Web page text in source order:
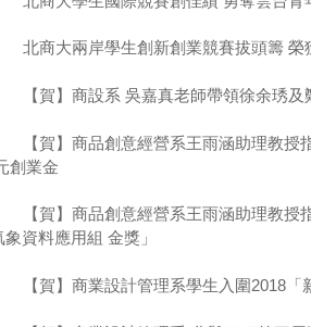
北商大兩岸學生創新創業競賽拔頭籌 榮
【賀】商設系 吳嘉真老師帶領徐余琇
【賀】商品創意經營系王雨涵助理教
創業金
【賀】商品創意經營系王雨涵助理教授
資料應用組 金獎」
【賀】商業設計管理系學生入圍2018「